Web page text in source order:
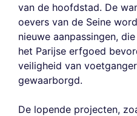
van de hoofdstad. De
oevers van de Seine
nieuwe aanpassingen,
het Parijse erfgoed
veiligheid van
gewaarborgd.
De lopende projecten,